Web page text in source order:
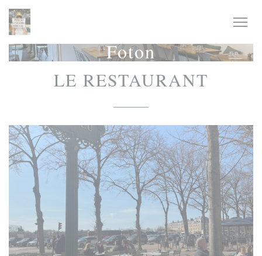
Cookie- hanteringspanel
Foton
LE RESTAURANT